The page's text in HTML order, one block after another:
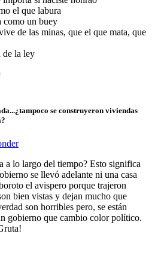
el que labura
como un buey
de las minas, que el que mata, que
de la ley
se construyeron viviendas
a lo largo del tiempo? Esto significa
se llevó adelante ni una casa
el avispero porque trajeron
bien vistas y dejan mucho que
son horribles pero, se están
gobierno que cambio color político.